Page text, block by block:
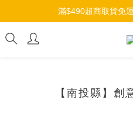
加入會員，立即
滿$490超商取貨免
加入會員，立即
【南投縣】創